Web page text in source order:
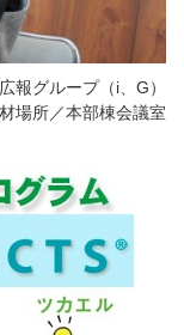
報グループ（i、G）
場所／本部棟会議室